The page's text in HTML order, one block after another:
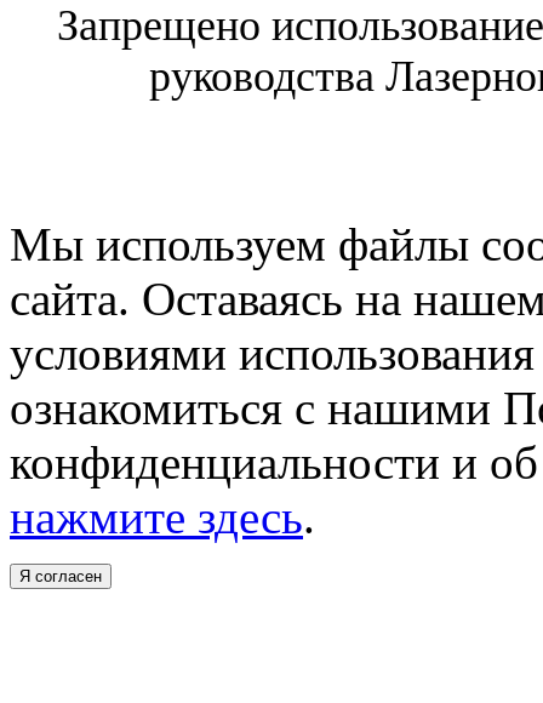
Запрещено
руководства
Мы используем файлы
сайта. Оставаясь на
условиями
ознакомиться с нашими
конфиденциальности и
нажмите здесь.
Я согласен